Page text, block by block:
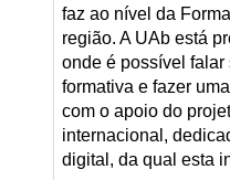
faz ao nível da
região. A UAb está
onde é possível falar
formativa e fazer
com o apoio do
internacional,
digital, da qual esta